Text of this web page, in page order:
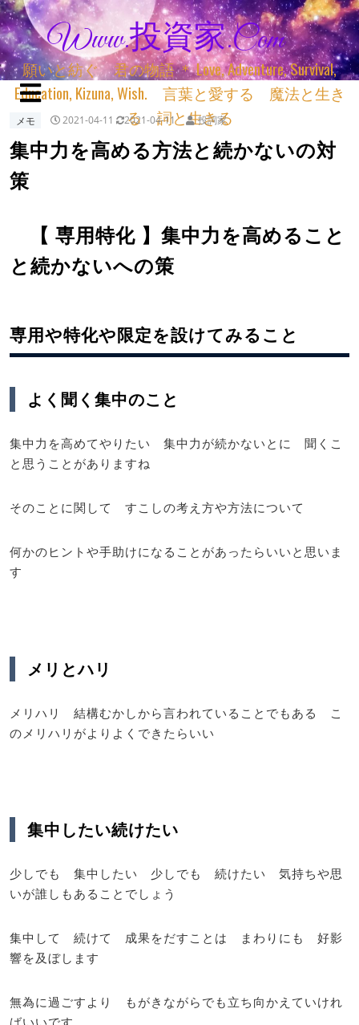
Www.投資家.com
願いと紡ぐ 君の物語 ＊ Love, Adventure, Survival,
Education, Kizuna, Wish. 言葉と愛する 魔法と生き
る 詞と生きる
メモ 2021-04-11 2021-04-11 投詞家
集中力を高める方法と続かないの対
策
【 専用特化 】集中力を高めること
と続かないへの策
専用や特化や限定を設けてみること
よく聞く集中のこと
集中力を高めてやりたい 集中力が続かないとに 聞くこ
と思うことがありますね
そのことに関して すこしの考え方や方法について
何かのヒントや手助けになることがあったらいいと思いま
す
メリとハリ
メリハリ 結構むかしから言われていることでもある こ
のメリハリがよりよくできたらいい
集中したい続けたい
少しでも 集中したい 少しでも 続けたい 気持ちや思
いが誰しもあることでしょう
集中して 続けて 成果をだすことは まわりにも 好影
響を及ぼします
無為に過ごすより もがきながらでも立ち向かえていけれ
ばいいです